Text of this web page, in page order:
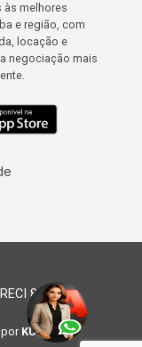
às melhores
e região, com
locação e
negociação mais
8.035-J
por KUROLE